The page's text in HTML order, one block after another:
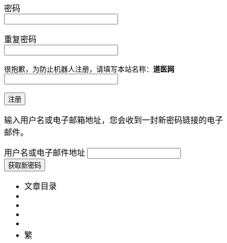
密码
重复密码
很抱歉，为防止机器人注册，请填写本站名称： 道医网
输入用户名或电子邮箱地址，您会收到一封新密码链接的电子
邮件。
用户名或电子邮件地址
文章目录
繁